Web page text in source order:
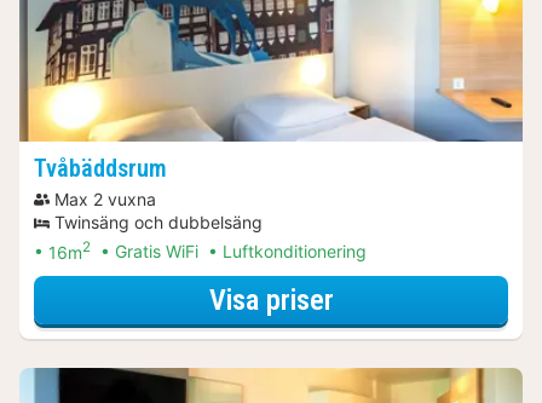
Tvåbäddsrum
Max 2 vuxna
Twinsäng och dubbelsäng
16m2 Gratis WiFi Luftkonditionering
Visa priserför Tvåbäddsrum